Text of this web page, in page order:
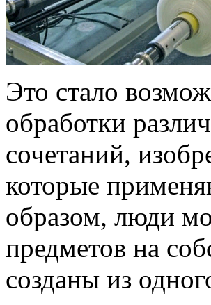
Это стало
обработки
сочетаний,
которые
образом, люди
предметов на
созданы из